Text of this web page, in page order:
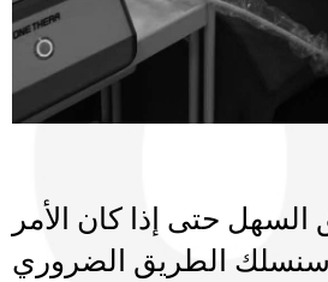
السهل حتى إذا كان الأمر